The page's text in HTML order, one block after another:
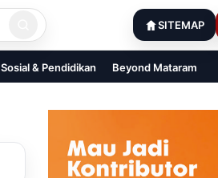
SITEMAP
Sosial & Pendidikan Beyond Mataram